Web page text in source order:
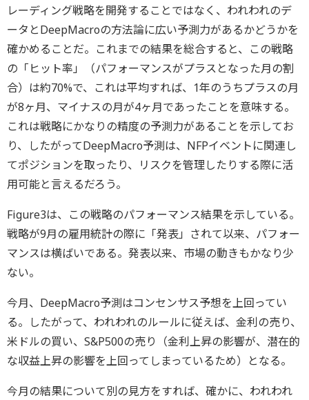
レーディング戦略を開発することではなく、われわれのデ
ータとDeepMacroの方法論に広い予測力があるかどうかを
確かめることだ。これまでの結果を総合すると、この戦略
の「ヒット率」（パフォーマンスがプラスとなった月の割
合）は約70%で、これは平均すれば、1年のうちプラスの月
が8ヶ月、マイナスの月が4ヶ月であったことを意味する。
これは戦略にかなりの精度の予測力があることを示してお
り、したがってDeepMacro予測は、NFPイベントに関連し
てポジションを取ったり、リスクを管理したりする際に活
用可能と言えるだろう。
Figure3は、この戦略のパフォーマンス結果を示している。
戦略が9月の雇用統計の際に「発表」されて以来、パフォー
マンスは横ばいである。発表以来、市場の動きもかなり少
ない。
今月、DeepMacro予測はコンセンサス予想を上回ってい
る。したがって、われわれのルールに従えば、金利の売り、
米ドルの買い、S&P500の売り（金利上昇の影響が、潜在的
な収益上昇の影響を上回ってしまっているため）となる。
今月の結果について別の見方をすれば、確かに、われわれ